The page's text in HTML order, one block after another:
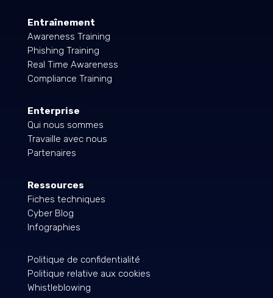
Entraînement
Awareness Training
Phishing Training
Real Time Awareness
Compliance Training
Enterprise
Qui nous sommes
Travaille avec nous
Partenaires
Ressources
Fiches techniques
Cyber Blog
Infographies
Politique de confidentialité
Politique relative aux cookies
Whistleblowing